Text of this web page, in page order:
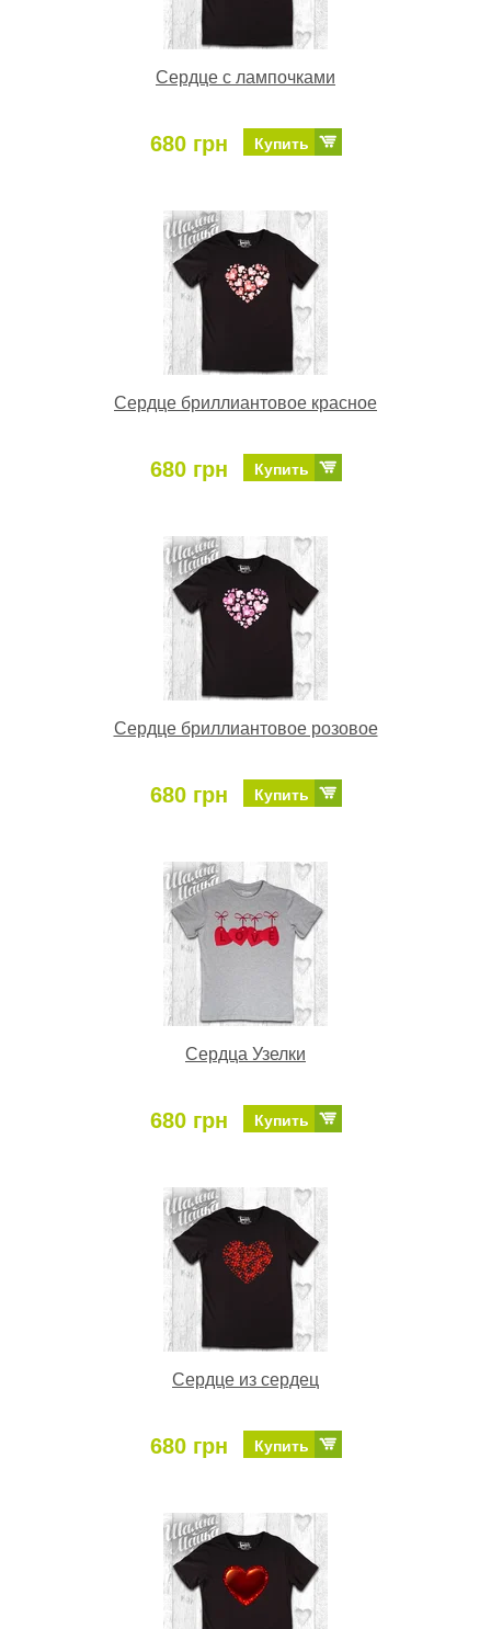
Сердце с лампочками
680 грн Купить
Сердце бриллиантовое красное
680 грн Купить
Сердце бриллиантовое розовое
680 грн Купить
Сердца Узелки
680 грн Купить
Сердце из сердец
680 грн Купить